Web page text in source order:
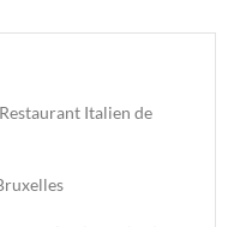
Italien de